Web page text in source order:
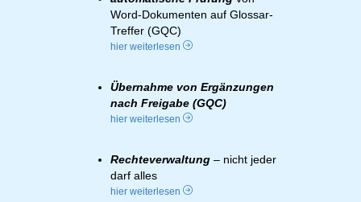
Word-Dokumenten auf Glossar-
Treffer (GQC)
hier weiterlesen
Übernahme von Ergänzungen
nach Freigabe (GQC)
hier weiterlesen
Rechteverwaltung – nicht jeder
darf alles
hier weiterlesen